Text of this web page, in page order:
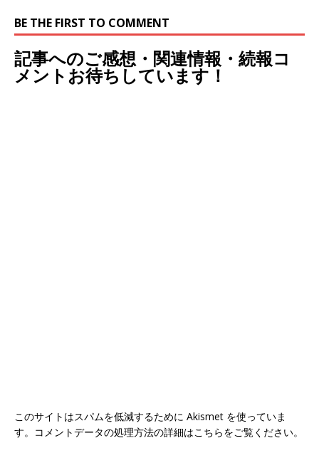
BE THE FIRST TO COMMENT
記事へのご感想・関連情報・続報コ
メントお待ちしています！
このサイトはスパムを低減するために Akismet を使っていま
す。 コメントデータの処理方法の詳細はこちらをご覧ください。